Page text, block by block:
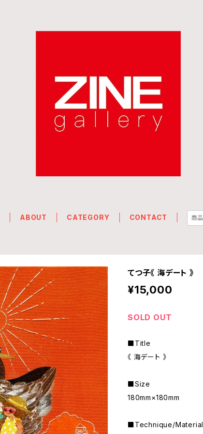
ABOUT CATEGORY CONTACT
てつ子《 海デート 》
¥15,000
SOLD OUT
■Title
《 海デート 》
■Size
180mm×180mm
■Technique/Material